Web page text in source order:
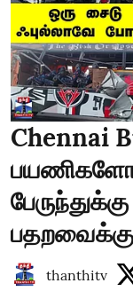
Chennai
thanthitv